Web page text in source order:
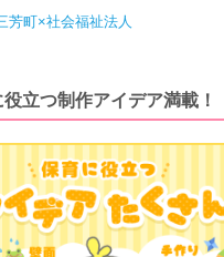
芳町×社会福祉法人
立つ制作アイデア満載！